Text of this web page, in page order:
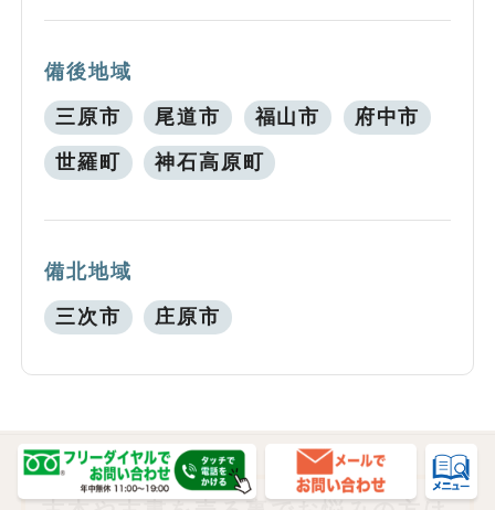
備後地域
三原市 尾道市 福山市 府中市
世羅町 神石高原町
備北地域
三次市 庄原市